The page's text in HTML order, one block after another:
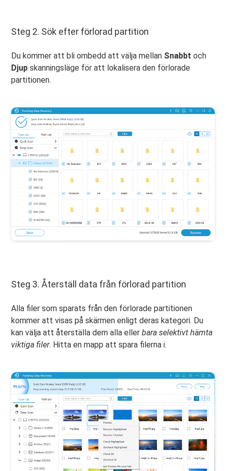
Steg 2. Sök efter förlorad partition
Du kommer att bli ombedd att välja mellan Snabbt och
Djup skanningsläge för att lokalisera den förlorade
partitionen.
Steg 3. Återställ data från förlorad partition
Alla filer som sparats från den förlorade partitionen
kommer att visas på skärmen enligt deras kategori. Du
kan välja att återställa dem alla ellerbara selektivt hämta
viktiga filer. Hitta en mapp att spara filerna i.